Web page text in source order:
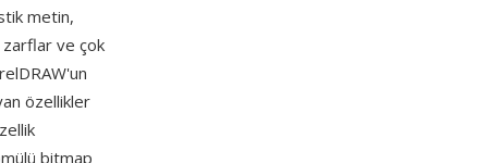
metin,
zarflar ve çok
özellikler
bitmap